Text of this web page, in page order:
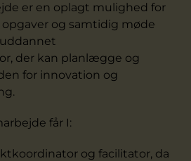
er en oplagt mulighed for
og samtidig møde
der kan planlægge og
for innovation og
får I:
og facilitator, da